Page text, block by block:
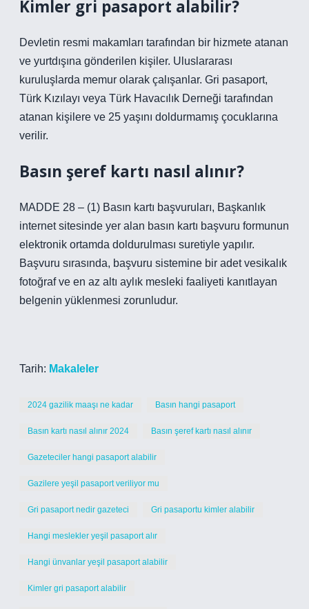
Kimler gri pasaport alabilir?
Devletin resmi makamları tarafından bir hizmete atanan
ve yurtdışına gönderilen kişiler. Uluslararası
kuruluşlarda memur olarak çalışanlar. Gri pasaport,
Türk Kızılayı veya Türk Havacılık Derneği tarafından
atanan kişilere ve 25 yaşını doldurmamış çocuklarına
verilir.
Basın şeref kartı nasıl alınır?
MADDE 28 – (1) Basın kartı başvuruları, Başkanlık
internet sitesinde yer alan basın kartı başvuru formunun
elektronik ortamda doldurulması suretiyle yapılır.
Başvuru sırasında, başvuru sistemine bir adet vesikalık
fotoğraf ve en az altı aylık mesleki faaliyeti kanıtlayan
belgenin yüklenmesi zorunludur.
Tarih: Makaleler
2024 gazilik maaşı ne kadar Basın hangi pasaport
Basın kartı nasıl alınır 2024 Basın şeref kartı nasıl alınır
Gazeteciler hangi pasaport alabilir
Gazilere yeşil pasaport veriliyor mu
Gri pasaport nedir gazeteci Gri pasaportu kimler alabilir
Hangi meslekler yeşil pasaport alır
Hangi ünvanlar yeşil pasaport alabilir
Kimler gri pasaport alabilir